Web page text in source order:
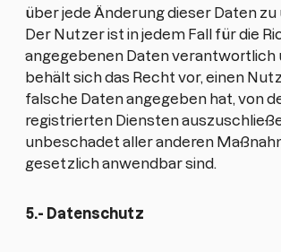
über jede Änderung dieser Daten
Der Nutzer ist in jedem Fall für die
angegebenen Daten verantwortlich
behält sich das Recht vor, einen
falsche Daten angegeben hat, von
registrierten Diensten
unbeschadet aller anderen
gesetzlich anwendbar sind.
5.- Datenschutz